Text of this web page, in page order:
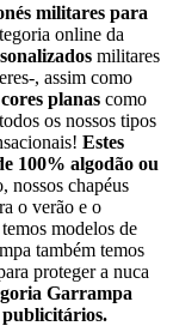
militares para
online da
militares
, assim como
planas como
os nossos tipos
Estes
100% algodão ou
nossos chapéus
o verão e o
modelos de
também temos
proteger a nuca
Garrampa
publicitários.